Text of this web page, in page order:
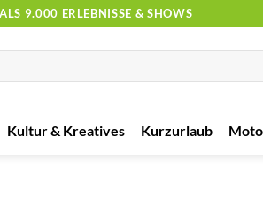
9.000 ERLEBNISSE & SHOWS
Kultur & Kreatives Kurzurlaub